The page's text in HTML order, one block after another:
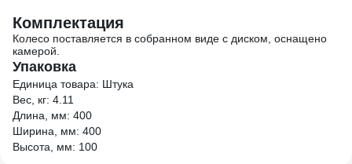
Комплектация
Колесо поставляется в собранном виде с диском, оснащено
камерой.
Упаковка
Единица товара: Штука
Вес, кг: 4.11
Длина, мм: 400
Ширина, мм: 400
Высота, мм: 100